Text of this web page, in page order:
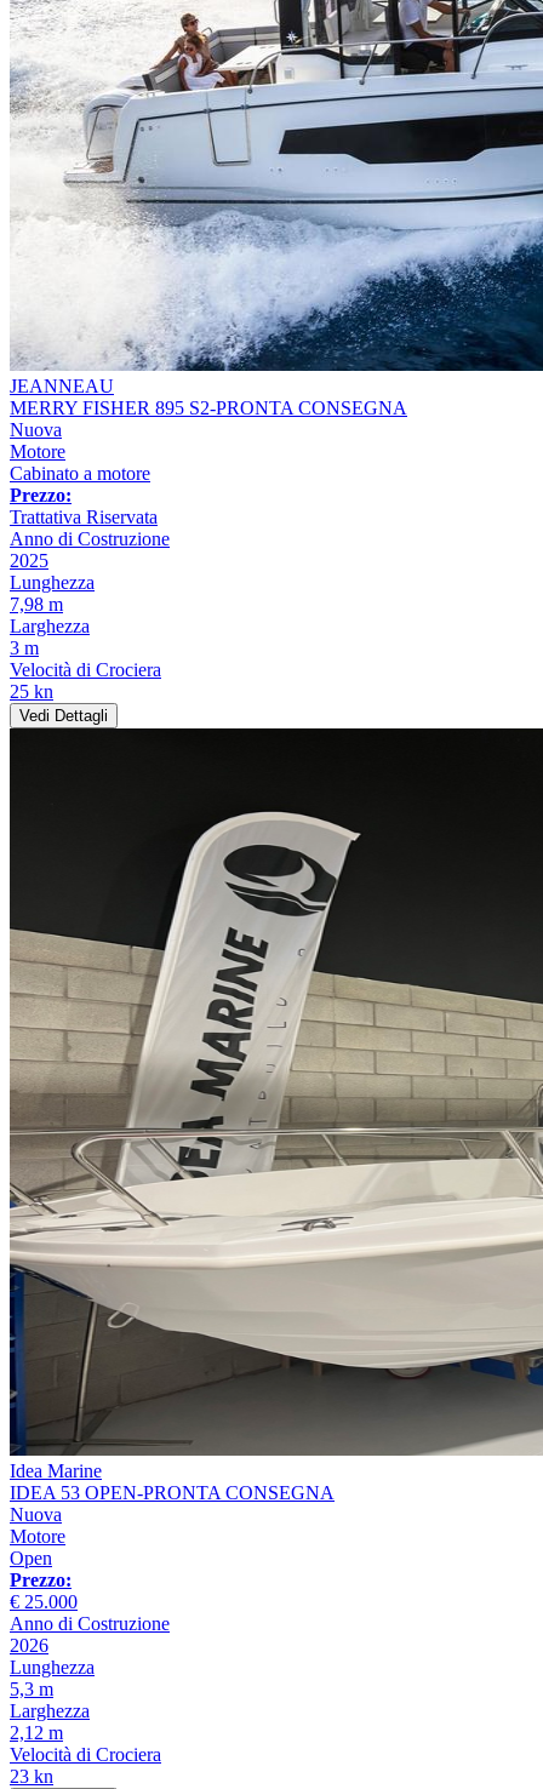
JEANNEAU
MERRY FISHER 895 S2-PRONTA CONSEGNA
Nuova
Motore
Cabinato a motore
Prezzo:
Trattativa Riservata
Anno di Costruzione
2025
Lunghezza
7,98 m
Larghezza
3 m
Velocità di Crociera
25 kn
Vedi Dettagli
Idea Marine
IDEA 53 OPEN-PRONTA CONSEGNA
Nuova
Motore
Open
Prezzo:
€ 25.000
Anno di Costruzione
2026
Lunghezza
5,3 m
Larghezza
2,12 m
Velocità di Crociera
23 kn